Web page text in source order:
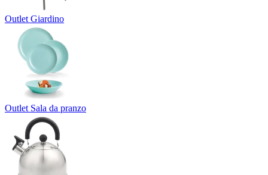
Outlet Giardino
Outlet Sala da pranzo